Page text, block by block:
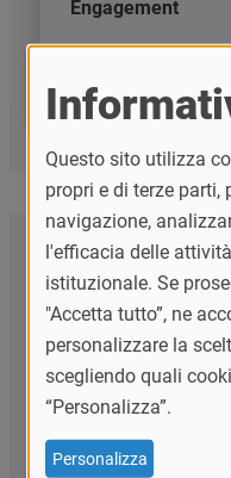
Engagement
Naviga la
EuroPS
LASALUS
Lpeb
TEEDE
Questo sito utilizza
propri e di terze parti,
navigazione,
l'efficacia delle
istituzionale. Se
"Accetta tutto”, ne
personalizzare la
scegliendo quali
“Personalizza”.
Personalizza